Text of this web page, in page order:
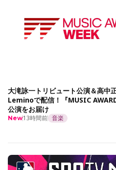
大滝詠一トリビュート公演＆高中
Leminoで配信！『MUSIC
公演をお届け
New13時間前 音楽